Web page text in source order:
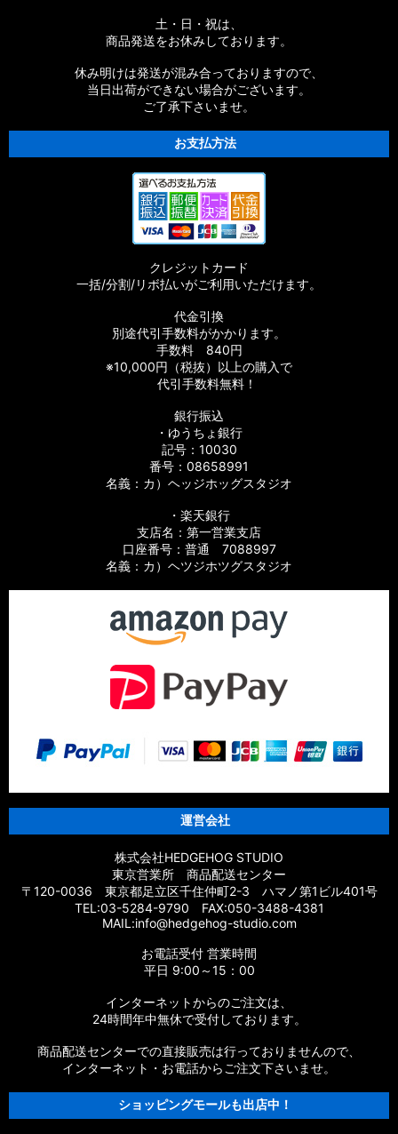
【シマノ】20ストラディックSW［STRADIC SW］対応 カスタ
【シマノ】18ストラディックSW［STRADIC SW］対応 カスタ
【シマノ】15-16ストラディック［STRADIC］対応 カスタムパ
【シマノ】17サステイン［SUSTAIN］対応 カスタムパーツ
【シマノ】11バイオマスター［BIOMASTER］対応 カスタムパ
【シマノ】08バイオマスター［BIOMASTER］対応 カスタムパ
【シマノ】06バイオマスターMg［BIOMASTER Mg］対応 カ
【シマノ】13-16バイオマスターSW［BIOMASTER SW］対応
【シマノ】10バイオマスターSW［BIOMASTER SW］対応 カ
【シマノ】19スフェロスSW［SPHEROS SW］対応 カスタム
【シマノ】21スフェロスSW［SPHEROS SW］対応 カスタム
【シマノ】14スフェロスSW［SPHEROS SW］対応 カスタム
【シマノ】21エクスセンス［EXSENCE］対応 カスタムパーツ
【シマノ】20エクスセンスBB［EXSENCE BB］対応 カスタム
パーツ
【シマノ】18エクスセンスCI4+［EXSENCE CI4+］対応 カス
タムパーツ
【シマノ】17エクスセンス［EXSENCE］対応 カスタムパーツ
【シマノ】16エクスセンスLB［EXSENCE LB］対応 カスタム
【シマノ】14エクスセンスBB［EXSENCE BB］対応 カスタム
【シマノ】13エクスセンスLB［EXSENCE LB］対応 カスタム
【シマノ】12エクスセンスCI4+［EXSENCE CI4+］対応 カス
タムパーツ
土・日・祝は、
商品発送をお休みしております。
休み明けは発送が混み合っておりますので、
当日出荷ができない場合がございます。
ご了承下さいませ。
お支払方法
クレジットカード
一括/分割/リボ払いがご利用いただけます。
代金引換
別途代引手数料がかかります。
手数料 840円
※10,000円（税抜）以上の購入で
代引手数料無料！
銀行振込
・ゆうちょ銀行
記号：10030
番号：08658991
名義：カ）ヘッジホッグスタジオ
・楽天銀行
支店名：第一営業支店
口座番号：普通 7088997
名義：カ）ヘツジホツグスタジオ
運営会社
株式会社HEDGEHOG STUDIO
東京営業所 商品配送センター
〒120-0036 東京都足立区千住仲町2-3 ハマノ第1ビル401号
TEL:03-5284-9790 FAX:050-3488-4381
MAIL:info@hedgehog-studio.com
お電話受付 営業時間
平日 9:00～15：00
インターネットからのご注文は、
24時間年中無休で受付しております。
商品配送センターでの直接販売は行っておりませんので、
インターネット・お電話からご注文下さいませ。
ショッピングモールも出店中！